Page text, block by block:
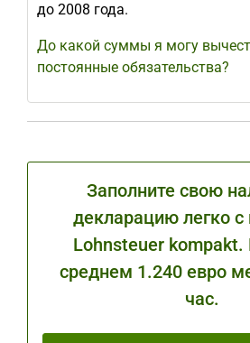
до 2008 года.
До какой суммы я могу
постоянные обязательства?
Заполните свою
декларацию легко
Lohnsteuer kompakt.
среднем 1.240 евро
час.